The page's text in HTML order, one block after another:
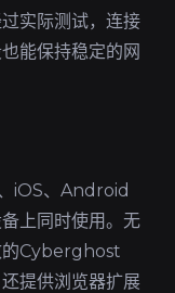
实际测试，连接
能保持稳定的网
iOS、Android
上同时使用。无
的Cyberghost
提供浏览器扩展